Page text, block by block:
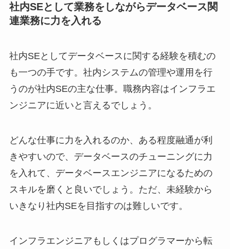
社内SEとして業務をしながらデータベース関
連業務に力を入れる
社内SEとしてデータベースに関する経験を積むの
も一つの手です。社内システムの管理や運用を行
うのが社内SEの主な仕事。職務内容はインフラエ
ンジニアに近いと言えるでしょう。
どんな仕事に力を入れるのか、ある程度融通が利
きやすいので、データベースのチューニングに力
を入れて、データベースエンジニアになるための
スキルを磨くと良いでしょう。ただ、未経験から
いきなり社内SEを目指すのは難しいです。
インフラエンジニアもしくはプログラマーから転